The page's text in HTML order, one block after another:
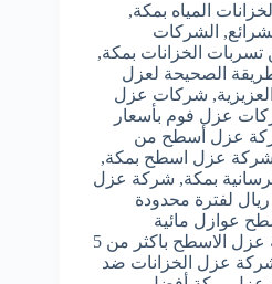
المياه بمكة,
, الشركات
الخزانات بمكة,
الصحيحة لعزل
العزيزية, شركات عزل
عزل فوم بأسعار
عزل أسطح من
شركة عزل اسطح بمكة,
بمكة, شركة عزل
اسطح سعر المتر 10 ريال لفترة محدودة
عوازل مائية
شركة عزل الاسطح باكثر من 5
عزل الخزانات ضد